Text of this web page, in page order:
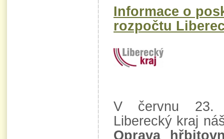
Informace o
rozpočtu
V červnu 23.
Liberecký kraj
Oprava